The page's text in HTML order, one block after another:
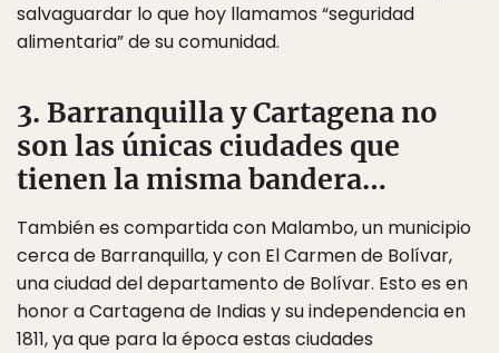
salvaguardar lo que hoy llamamos “seguridad
alimentaria” de su comunidad.
3. Barranquilla y Cartagena no
son las únicas ciudades que
tienen la misma bandera…
También es compartida con Malambo, un municipio
cerca de Barranquilla, y con El Carmen de Bolívar,
una ciudad del departamento de Bolívar. Esto es en
honor a Cartagena de Indias y su independencia en
1811, ya que para la época estas ciudades